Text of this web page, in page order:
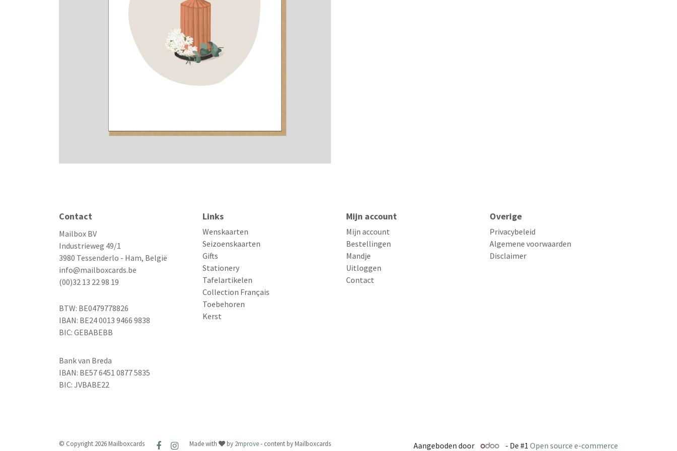
Contact
Mailbox BV
Industrieweg 49/1
3980 Tessenderlo - Ham, België
info@mailboxcards.be
(00)32 13 22 98 19
BTW: BE0479778826
IBAN: BE24 0013 9466 9838
BIC: GEBABEBB
Bank van Breda
IBAN: BE57 6451 0877 5835
BIC: JVBABE22
Links
Wenskaarten
Seizoenskaarten
Gifts
Stationery
Tafelartikelen
Collection Français
Toebehoren
Kerst
Mijn account
Mijn account
Bestellingen
Mandje
Uitloggen
Contact
Overige
Privacybeleid
Algemene voorwaarden
Disclaimer
© Copyright 2026 Mailboxcards Made with by 2mprove- content by Mailboxcards Aangeboden door - De #1 Open source e-commerce